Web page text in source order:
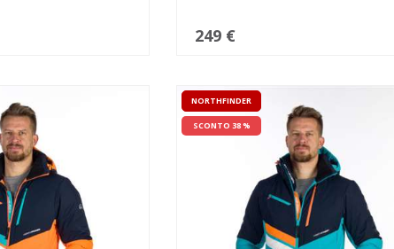
249 €
NORTHFINDER
SCONTO 38 %